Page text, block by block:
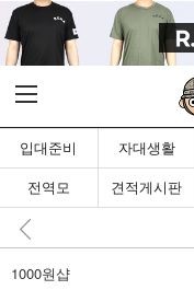
입대준비 자대생활
전역모 견적게시판
1000원샵